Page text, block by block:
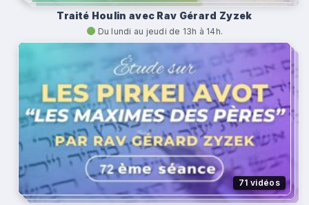
Traité Houlin avec Rav Gérard Zyzek
Du lundi au jeudi de 13h à 14h.
71 vidéos